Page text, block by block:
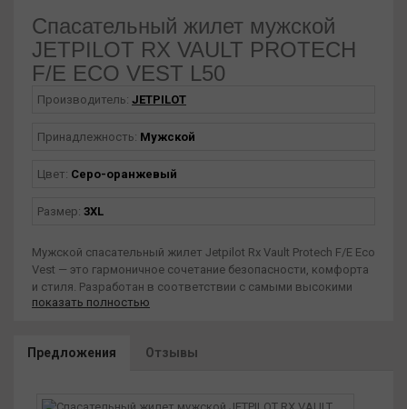
Спасательный жилет мужской
JETPILOT RX VAULT PROTECH
F/E ECO VEST L50
Производитель: JETPILOT
Принадлежность: Мужской
Цвет: Серо-оранжевый
Размер: 3XL
Мужской спасательный жилет Jetpilot Rx Vault Protech F/E Eco
Vest — это гармоничное сочетание безопасности, комфорта
и стиля. Разработан в соответствии с самыми высокими
стандартами качества и гарантирует вашу безопасность на
показать полностью
Предложения Отзывы